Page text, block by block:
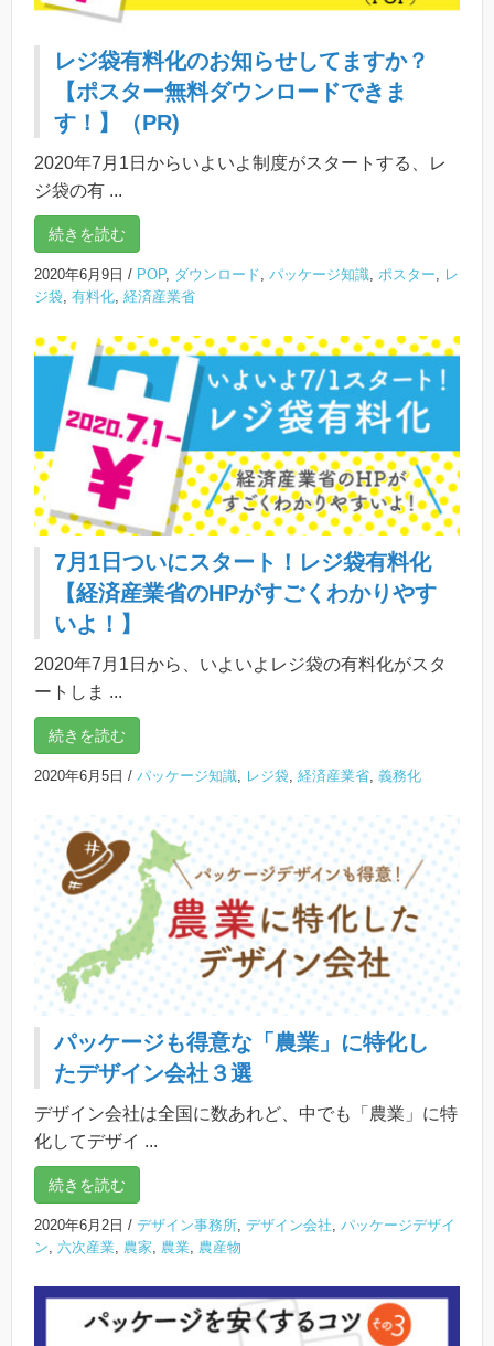
レジ袋有料化のお知らせしてますか？
【ポスター無料ダウンロードできま
す！】（PR)
2020年7月1日からいよいよ制度がスタートする、レ
ジ袋の有 ...
続きを読む
2020年6月9日 / POP, ダウンロード パッケージ知識 ポスター
レ
ジ袋 有料化 経済産業省
7月1日ついにスタート！レジ袋有料化
【経済産業省のHPがすごくわかりやす
いよ！】
2020年7月1日から、いよいよレジ袋の有料化がスタ
ートしま ...
続きを読む
2020年6月5日 / パッケージ知識, レジ袋, 経済産業省, 義務化
パッケージも得意な「農業」に特化し
たデザイン会社３選
デザイン会社は全国に数あれど、中でも「農業」に特
化してデザイ ...
続きを読む
2020年6月2日 / デザイン事務所 デザイン会社 パッケージデザイ
ン
六次産業 農家 農業 農産物